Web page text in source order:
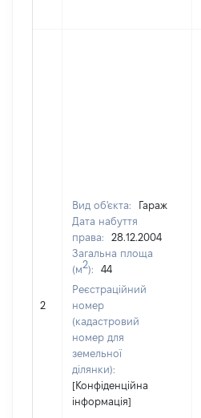
2
Вид об'єкта:
Гараж
Дата набуття
права:
28.12.2004
Загальна площа
(м2):
44
Реєстраційний
номер
(кадастровий
номер для
земельної
ділянки):
[Конфіденційна
інформація]